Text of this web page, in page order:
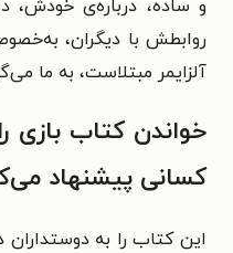
و ساده، درباره‌ی
روابطش با دیگران،
آلزایمر مبتلاست، به ما
خواندن کتاببازی
کسانی پیشنهاد
این کتاب را به